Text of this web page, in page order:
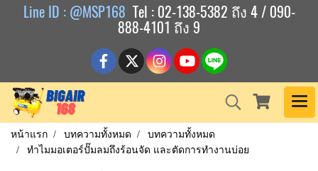
Line ID : @MSP168 Tel : 02-138-5382 ถึง 4 / 090-
888-4101 ถึง 9
หน้าแรก บทความทั้งหมด
บทความทั้งหมด
ทำไมมอเตอร์ปั๊มลมถึงร้อนจัด และตัดการทำงานบ่อย